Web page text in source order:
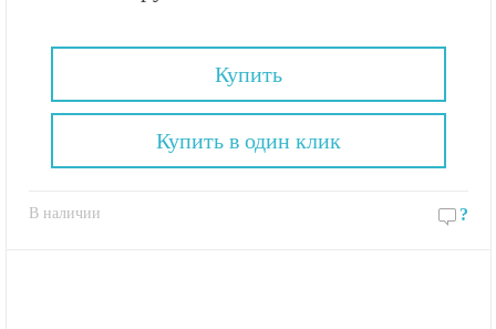
Купить
В наличии ?
Купить в один клик